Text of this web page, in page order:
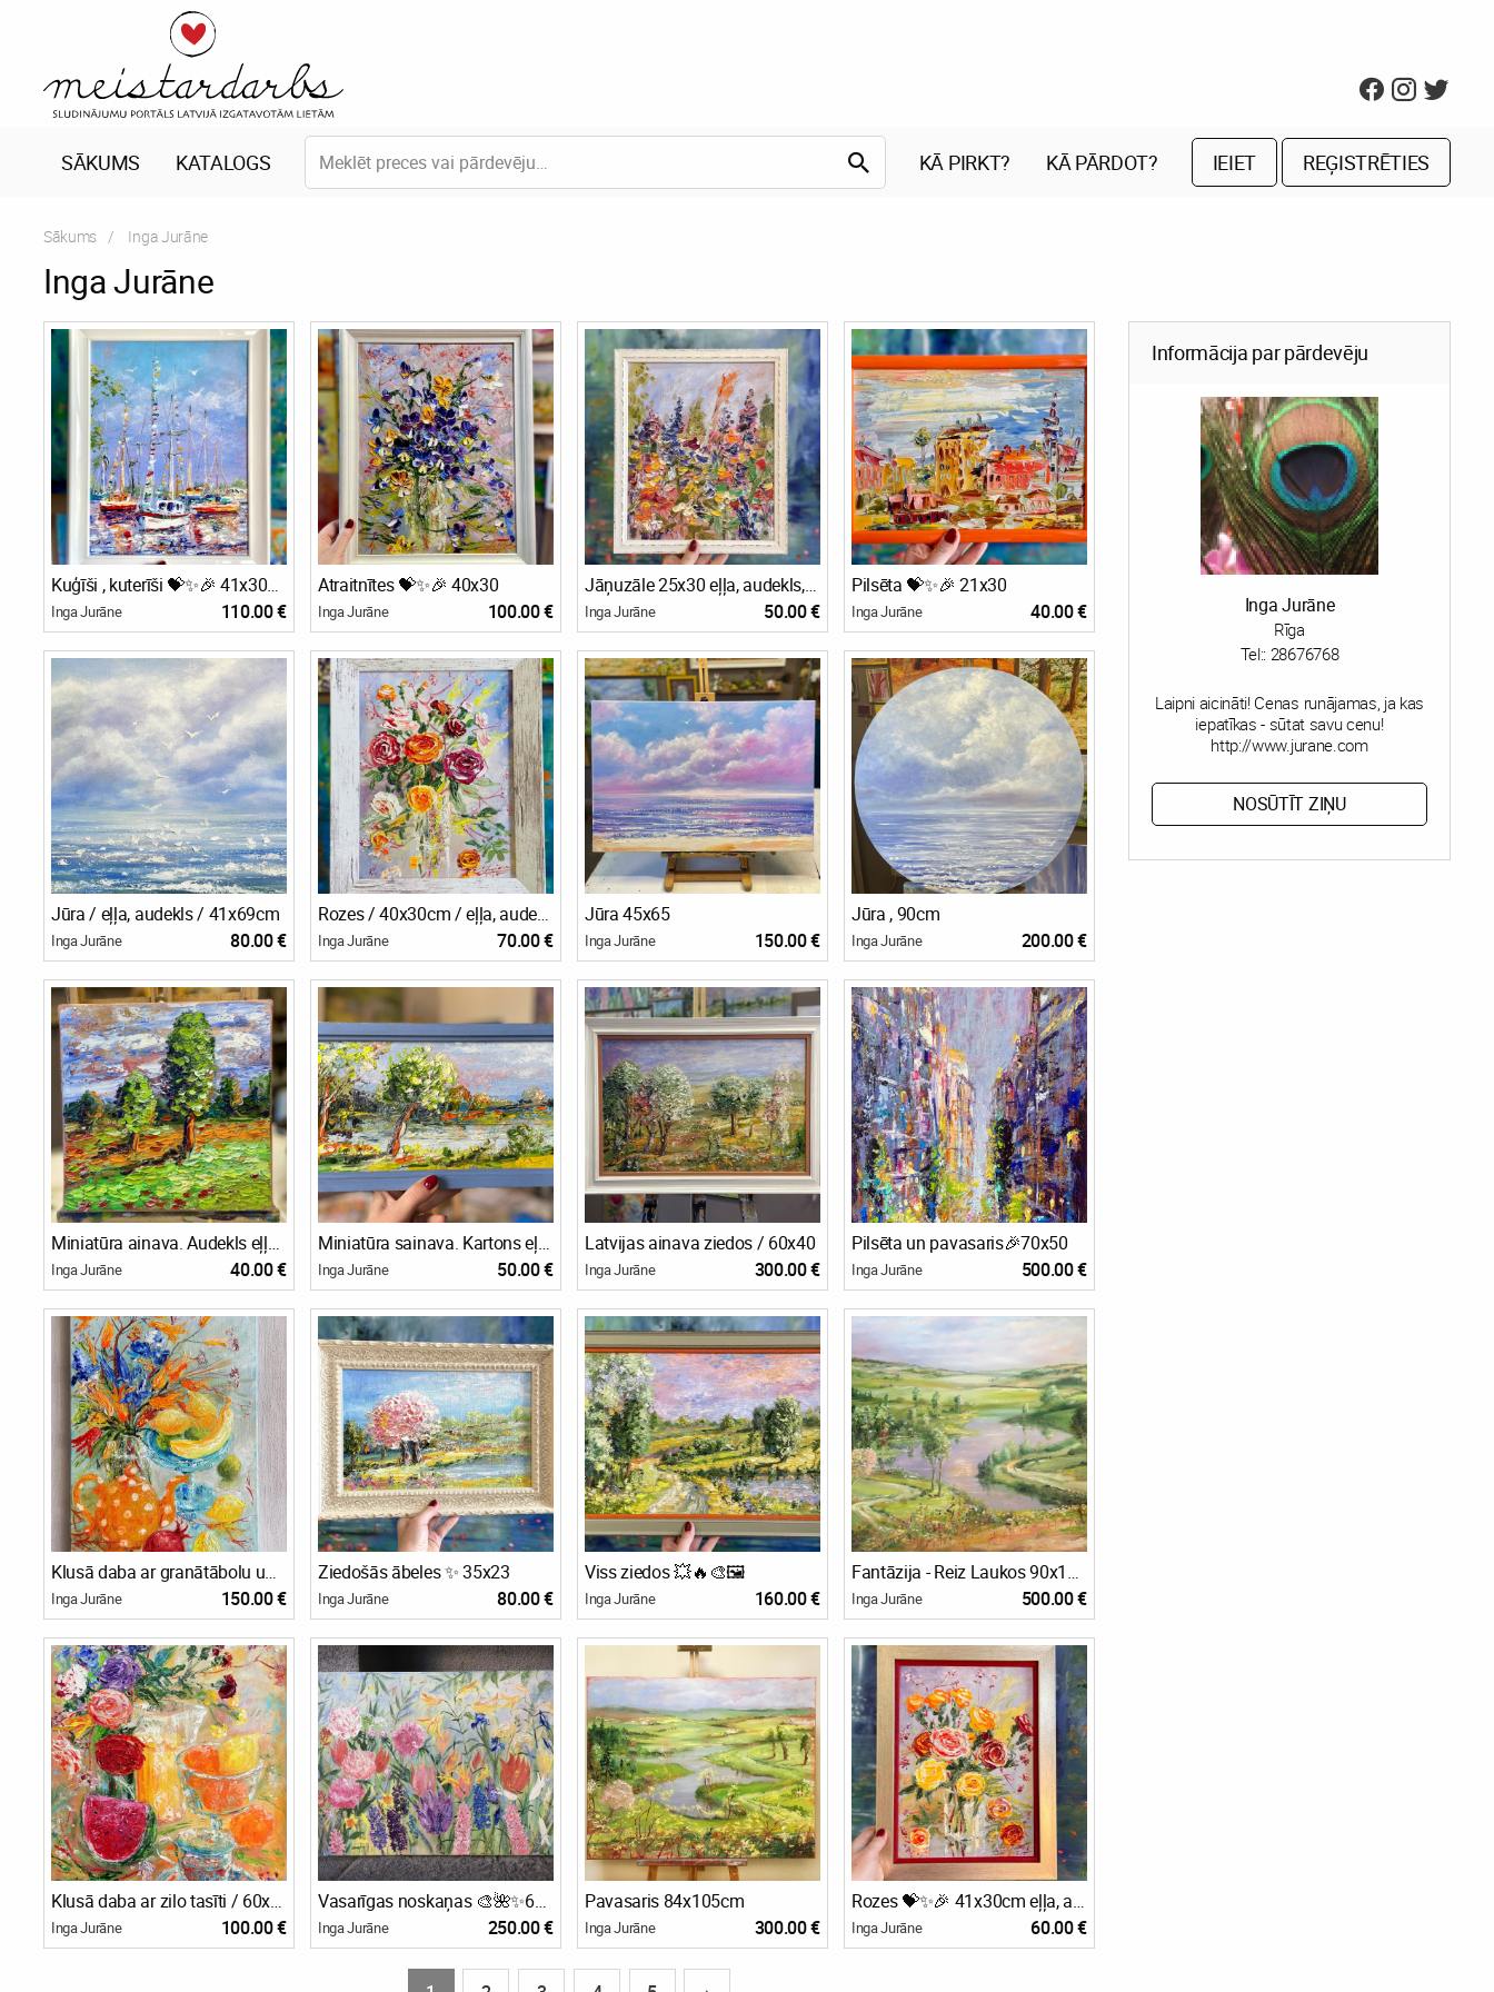
SĀKUMS KATALOGS KĀ PIRKT? KĀ PĀRDOT? IEIET REĢISTRĒTIES
Sākums Current:
Inga Jurāne
Inga Jurāne
Kuģīši , kuterīši 💝✨🎉 41x30cm eļļa, 80eu🎉
Inga Jurāne 110.00 €
Atraitnītes 💝✨🎉 40x30
Inga Jurāne 100.00 €
Jāņuzāle 25x30 eļļa, audekls, kartons💥 50eu
Inga Jurāne 50.00 €
Pilsēta 💝✨🎉 21x30
Inga Jurāne 40.00 €
Jūra / eļļa, audekls / 41x69cm
Inga Jurāne 80.00 €
Rozes / 40x30cm / eļļa, audekls uz kartona
Inga Jurāne 70.00 €
Jūra 45x65
Inga Jurāne 150.00 €
Jūra , 90cm
Inga Jurāne 200.00 €
Miniatūra ainava. Audekls eļļa. 👌🖼️ 🎉 26x26
Inga Jurāne 40.00 €
Miniatūra sainava. Kartons eļļa. 👌🖼️ 🎉16x35cm - 50eu
Inga Jurāne 50.00 €
Latvijas ainava ziedos / 60x40
Inga Jurāne 300.00 €
Pilsēta un pavasaris🎉70x50
Inga Jurāne 500.00 €
Klusā daba ar granātābolu un lilijām / 60x40
Inga Jurāne 150.00 €
Ziedošās ābeles ✨ 35x23
Inga Jurāne 80.00 €
Viss ziedos 💥🔥🎨🖼
Inga Jurāne 160.00 €
Fantāzija - Reiz Laukos 90x110cm
Inga Jurāne 500.00 €
Klusā daba ar zilo tasīti / 60x40
Inga Jurāne 100.00 €
Vasarīgas noskaņas 🎨🌺✨65x90cm
Inga Jurāne 250.00 €
Pavasaris 84x105cm
Inga Jurāne 300.00 €
Rozes 💝✨🎉 41x30cm eļļa, audekls, kartons🖼️ 60eu🎉
Inga Jurāne 60.00 €
Informācija par pārdevēju
Inga Jurāne
Rīga
Tel:: 28676768
Laipni aicināti! Cenas runājamas, ja kas
iepatīkas - sūtat savu cenu!
http://www.jurane.com
NOSŪTĪT ZIŅU